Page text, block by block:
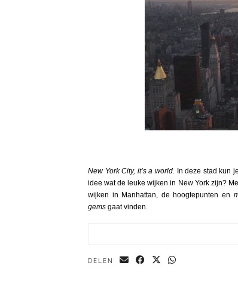
New York City, it’s a world. In deze stad kun
idee wat de leuke wijken in New York zijn?
wijken in Manhattan, de hoogtepunten en
gems gaat vinden.
DELEN